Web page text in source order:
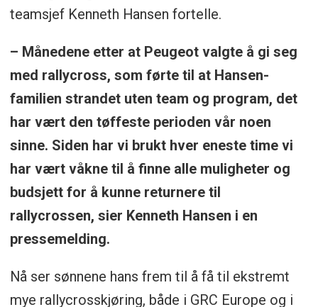
teamsjef Kenneth Hansen fortelle.
– Månedene etter at Peugeot valgte å gi seg
med rallycross, som førte til at Hansen-
familien strandet uten team og program, det
har vært den tøffeste perioden vår noen
sinne. Siden har vi brukt hver eneste time vi
har vært våkne til å finne alle muligheter og
budsjett for å kunne returnere til
rallycrossen, sier Kenneth Hansen i en
pressemelding.
Nå ser sønnene hans frem til å få til ekstremt
mye rallycrosskjøring, både i GRC Europe og i